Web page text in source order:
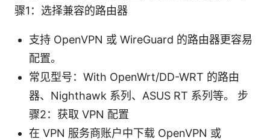
骤1：选择兼容的路由器
支持 OpenVPN 或 WireGuard 的路由器更容易
配置。
常见型号：With OpenWrt/DD-WRT 的路由
器、Nighthawk 系列、ASUS RT 系列等。 步
骤2：获取 VPN 配置
在 VPN 服务商账户中下载 OpenVPN 或